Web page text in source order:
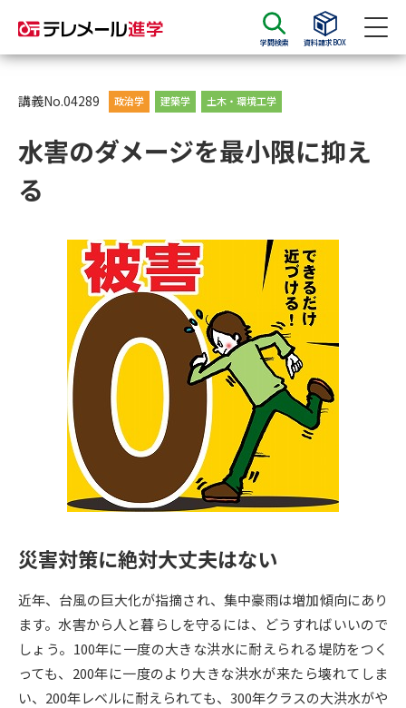
学問検索 資料請求BOX
資料請求 資料検索
大学・短大の資料種類から請求
総合型選抜・学校推薦型選抜 募
集要項＆願書
大学入学共通テスト利用選抜の
募集要項＆願書
大学・短大以外の資料から請求
専門学校の資料請求 大学院の資料請求
留学・進学関連、塾・予備校
大学入学共通テスト「受験案
内」の請求
大学入学共通テスト「受験上の
配慮案内」の請求
高等学校卒業程度認定試験
幼稚園教員資格認定試験 小学校教員資格認定試験
高等学校（情報）教員資格認定
試験
大学研究 大学検索
講義No.04289 政治学 建築学 土木・環境工学
水害のダメージを最小限に抑え
る
災害対策に絶対大丈夫はない
近年、台風の巨大化が指摘され、集中豪雨は増加傾向にあり
ます。水害から人と暮らしを守るには、どうすればいいので
しょう。100年に一度の大きな洪水に耐えられる堤防をつく
っても、200年に一度のより大きな洪水が来たら壊れてしま
い、200年レベルに耐えられても、300年クラスの大洪水がや